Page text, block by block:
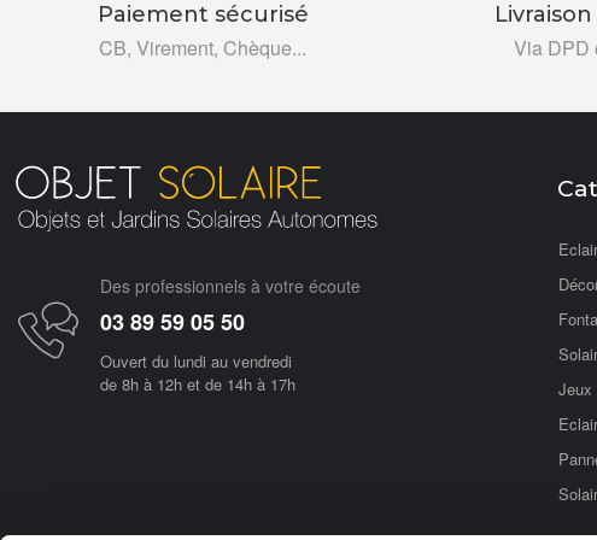
Paiement sécurisé
CB, Virement, Chèque... Via DPD
Des professionnels à votre écoute
03 89 59 05 50
Ouvert du lundi au vendredi
de 8h à 12h et de 14h à 17h
Jeux